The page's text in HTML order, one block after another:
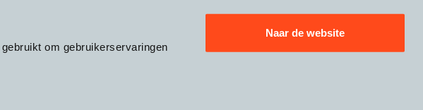
om gebruikerservaringen
Naar de website